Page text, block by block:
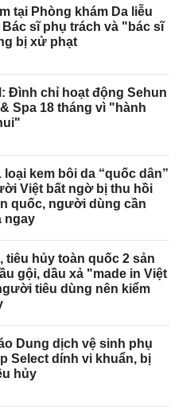
tại Phòng khám Da liễu
Bác sĩ phụ trách và "bác sĩ
bị xử phạt
Đình chỉ hoạt động Sehun
Spa 18 tháng vì "hành
loại kem bôi da “quốc dân”
Việt bất ngờ bị thu hồi
quốc, người dùng cần
ngay
tiêu hủy toàn quốc 2 sản
gội, dầu xả "made in Việt
tiêu dùng nên kiểm
Dung dịch vệ sinh phụ
Select dính vi khuẩn, bị
hủy